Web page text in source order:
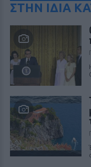
ΣΤΗΝ ΙΔΙΑ